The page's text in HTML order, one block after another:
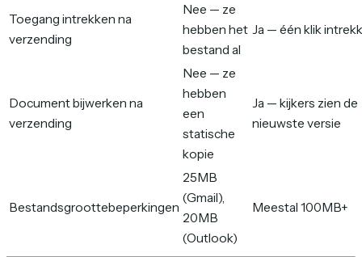
Toegang intrekken na
verzending
Nee — ze
hebben het
bestand al
Ja — één klik
Document bijwerken na
verzending
Nee — ze
hebben
een
statische
kopie
Ja — kijkers zien de
nieuwste versie
Bestandsgroottebeperkingen
25MB
(Gmail),
20MB
(Outlook)
Meestal 100MB+